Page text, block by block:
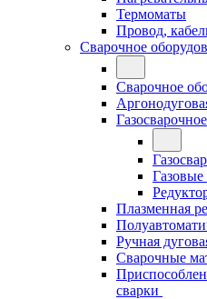
Термоматы
Провод,
Сварочное
Сварочное
Газовые
Плазменная
Ручная
Сварочные
сварки